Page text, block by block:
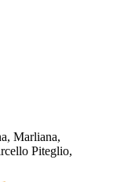
Marliana,
Piteglio,